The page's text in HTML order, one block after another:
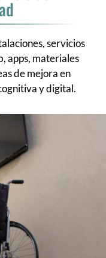
servicios
apps, materiales
de mejora en
y digital.